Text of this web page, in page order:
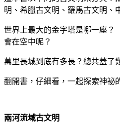
明、希臘古文明、羅馬古文明、
世界上最大的金字塔是哪一座
會在空中呢？
萬里長城到底有多長？總共蓋了
翻開書，仔細看，一起探索神祕
兩河流域古文明